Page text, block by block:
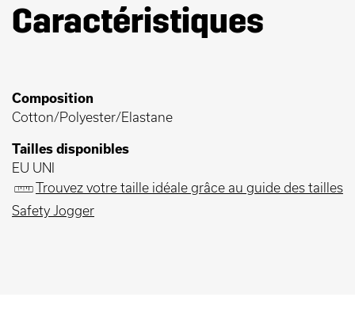
Caractéristiques
Composition
Cotton/Polyester/Elastane
Tailles disponibles
EU UNI
Trouvez votre taille idéale grâce au guide des tailles
Safety Jogger